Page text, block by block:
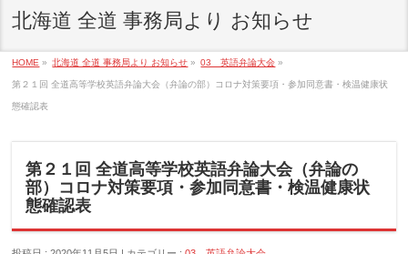
北海道 全道 事務局より お知らせ
HOME » 北海道 全道 事務局より お知らせ » 03 英語弁論大会 »
第２１回 全道高等学校英語弁論大会（弁論の部）コロナ対策要項・参加同意書・検温健康状
態確認表
第２１回 全道高等学校英語弁論大会（弁論の
部）コロナ対策要項・参加同意書・検温健康状
態確認表